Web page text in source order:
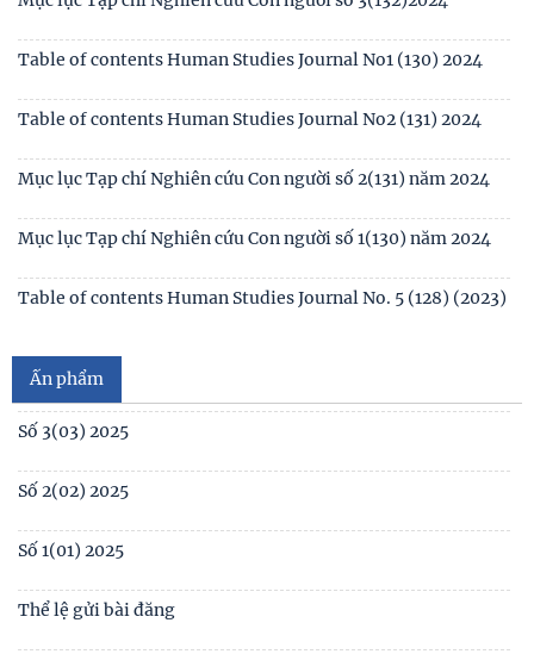
Table of contents Human Studies Journal No. 5 (128) (2023)
Ấn phẩm
Giới thiệu sách mới: Xã hội học Gia đình
No1(01) 2025
Số 3(03) 2025
Số 2(02) 2025
Số 1(01) 2025